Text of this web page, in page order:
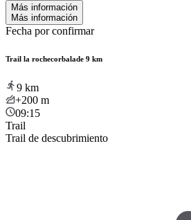
Más información
Más información
Fecha por confirmar
Trail la rochecorbalade 9 km
9 km
+200 m
09:15
Trail
Trail de descubrimiento